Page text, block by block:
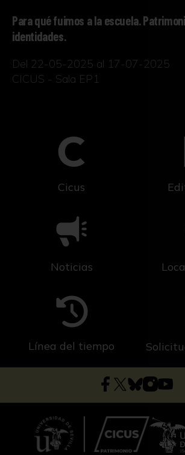
Para qué fuimos a la escuela.
identidades.
Del 22-05-2025 al 17-07-2025
CICUS - Sala EP1
Cicus
Noticias
Línea del tiempo